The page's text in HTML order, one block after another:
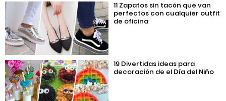
11 Zapatos sin tacón que van
perfectos con cualquier outfit
de oficina
19 Divertidas ideas para
decoración de el Día del Niño